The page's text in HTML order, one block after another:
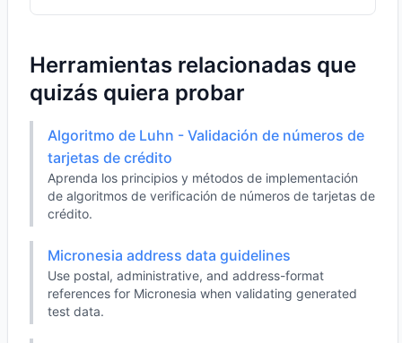
Herramientas relacionadas que
quizás quiera probar
Algoritmo de Luhn - Validación de números de
tarjetas de crédito
Aprenda los principios y métodos de implementación
de algoritmos de verificación de números de tarjetas de
crédito.
Micronesia address data guidelines
Use postal, administrative, and address-format
references for Micronesia when validating generated
test data.